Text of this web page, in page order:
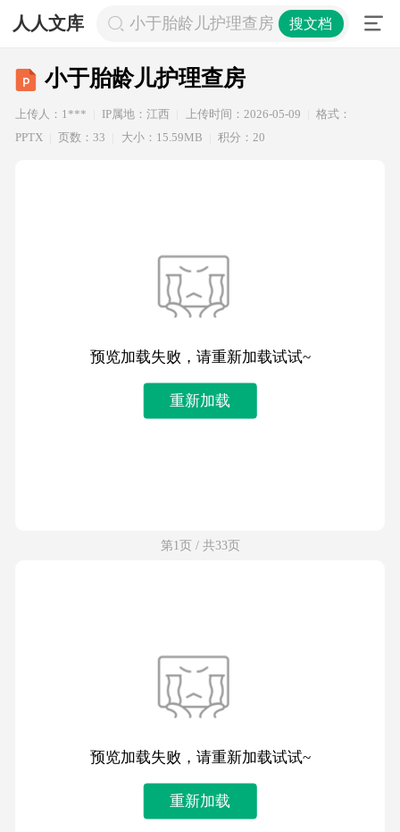
人人文库 小于胎龄儿护理查房 搜文档
小于胎龄儿护理查房
上传人：1*** IP属地：江西 上传时间：2026-05-09
格式：
PPTX
页数：33 大小：15.59MB 积分：20
预览加载失败，请重新加载试试~
重新加载
第1页 / 共33页
预览加载失败，请重新加载试试~
重新加载